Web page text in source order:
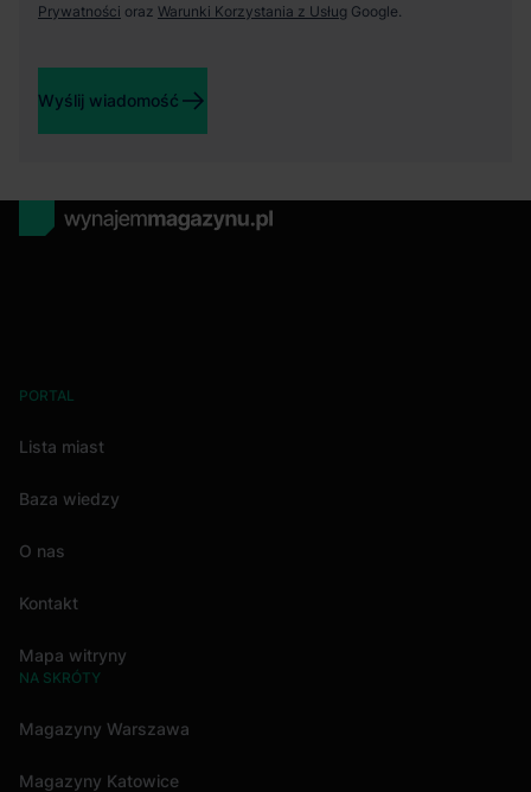
Prywatności oraz Warunki Korzystania z Usług Google.
Wyślij wiadomość
PORTAL
Lista miast
Baza wiedzy
O nas
Kontakt
Mapa witryny
NA SKRÓTY
Magazyny Warszawa
Magazyny Katowice